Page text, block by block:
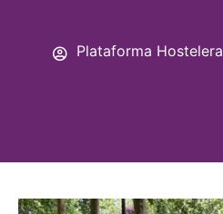
Plataforma Hostelera